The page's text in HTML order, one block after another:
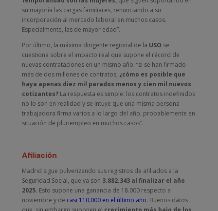
su mayoría las cargas familiares, renunciando a su
incorporación al mercado laboral en muchos casos.
Especialmente, las de mayor edad”.
Por último, la máxima dirigente regional de la USO se
cuestiona sobre el impacto real que supone el récord de
nuevas contrataciones en un mismo año: “si se han firmado
más de dos millones de contratos, ¿cómo es posible que
haya apenas diez mil parados menos y cien mil nuevos
cotizantes?La respuesta es simple: los contratos indefinidos
no lo son en realidad y se intuye que una misma persona
trabajadora firma varios a lo largo del año, probablemente en
situación de pluriempleo en muchos casos”.
Afiliación
Madrid sigue pulverizando sus registros de afiliados a la
Seguridad Social, que ya son 3.882.343 al finalizar el año
2025. Esto supone una ganancia de 18.000 respecto a
noviembre y de casi 110.000 en el último año. Buenos datos